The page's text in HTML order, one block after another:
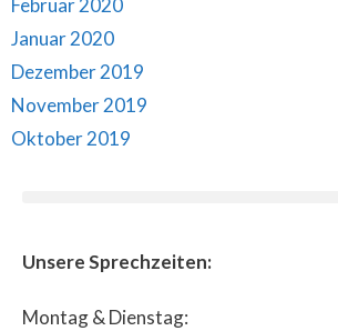
Februar 2020
Januar 2020
Dezember 2019
November 2019
Oktober 2019
Unsere Sprechzeiten:
Montag & Dienstag: